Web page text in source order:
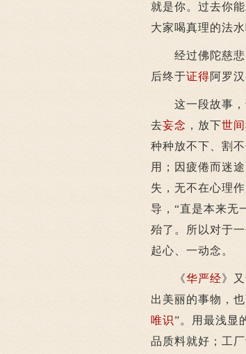
就是你。过去你
大家喝真理的法水
经过佛陀慈悲
后终于证得阿罗汉
这一段故事，
去妄念 ，放下世间
种种放不下、割不
用；因疲倦而迷
失，无不在心理
导，“直是本来无
殆了。所以对于
起心、一动念。
《华严经》
出美丽的事物，
唯识”。用最浅显
品质料就好；工